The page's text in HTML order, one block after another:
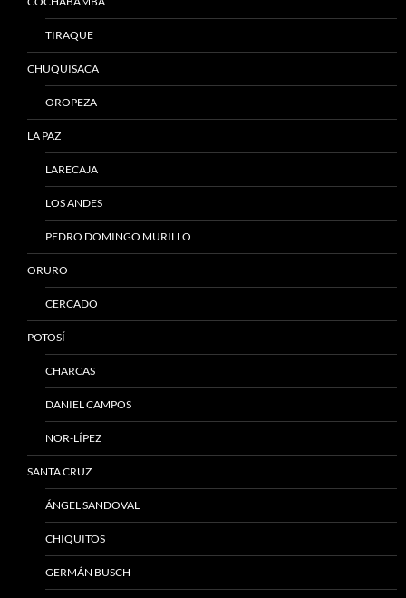
TIRAQUE
CHUQUISACA
OROPEZA
LA PAZ
LARECAJA
LOS ANDES
PEDRO DOMINGO MURILLO
ORURO
CERCADO
POTOSÍ
CHARCAS
DANIEL CAMPOS
NOR-LÍPEZ
SANTA CRUZ
ÁNGEL SANDOVAL
CHIQUITOS
GERMÁN BUSCH